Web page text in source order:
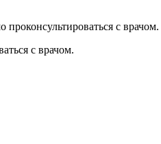
с врачом.
с врачом.